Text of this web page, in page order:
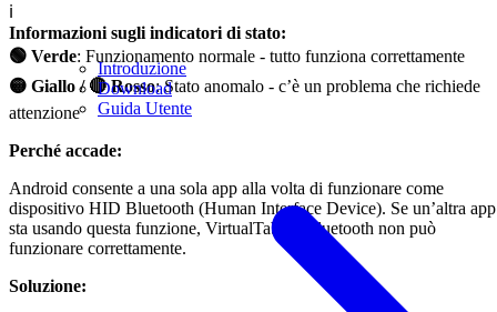
Introduzione
Download
Guida Utente
ℹ️
Informazioni sugli indicatori di stato:
🟢 Verde: Funzionamento normale - tutto funziona correttamente
🟡 Giallo / 🔴 Rosso: Stato anomalo - c’è un problema che richiede
attenzione
Perché accade:
Android consente a una sola app alla volta di funzionare come
dispositivo HID Bluetooth (Human Interface Device). Se un’altra app
sta usando questa funzione, VirtualTablet: Bluetooth non può
funzionare correttamente.
Soluzione: